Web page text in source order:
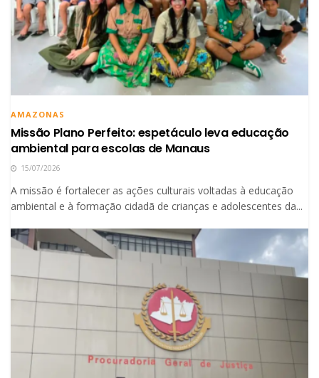
AMAZONAS
Missão Plano Perfeito: espetáculo leva educação
ambiental para escolas de Manaus
15/07/2026
A missão é fortalecer as ações culturais voltadas à educação
ambiental e à formação cidadã de crianças e adolescentes da...